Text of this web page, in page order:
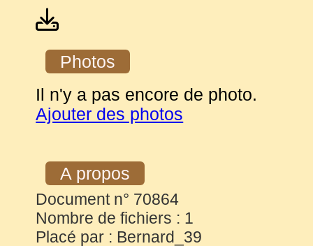
Photos
Il n'y a pas encore de photo.
Ajouter des photos
A propos
Document n° 70864
Nombre de fichiers : 1
Placé par : Bernard_39